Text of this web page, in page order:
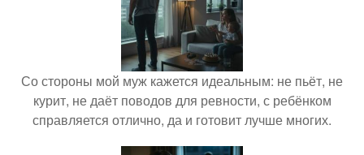
Со стороны мой муж кажется идеальным: не пьёт, не
курит, не даёт поводов для ревности, с ребёнком
справляется отлично, да и готовит лучше многих.